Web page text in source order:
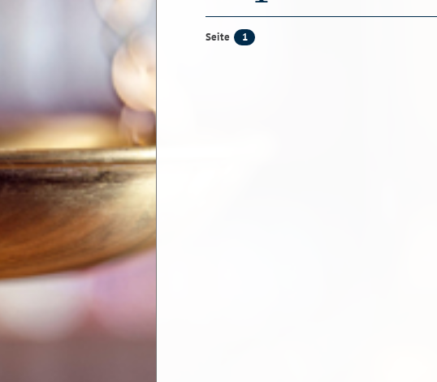
Seite 1